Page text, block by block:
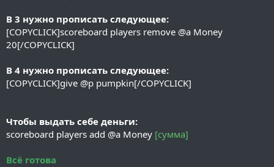
В 3 нужно прописать следующее:
[COPYCLICK]scoreboard players remove @a Money
20[/COPYCLICK]
В 4 нужно прописать следующее:
[COPYCLICK]give @p pumpkin[/COPYCLICK]
Чтобы выдать себе деньги:
scoreboard players add @a Money [сумма]
Всё готова